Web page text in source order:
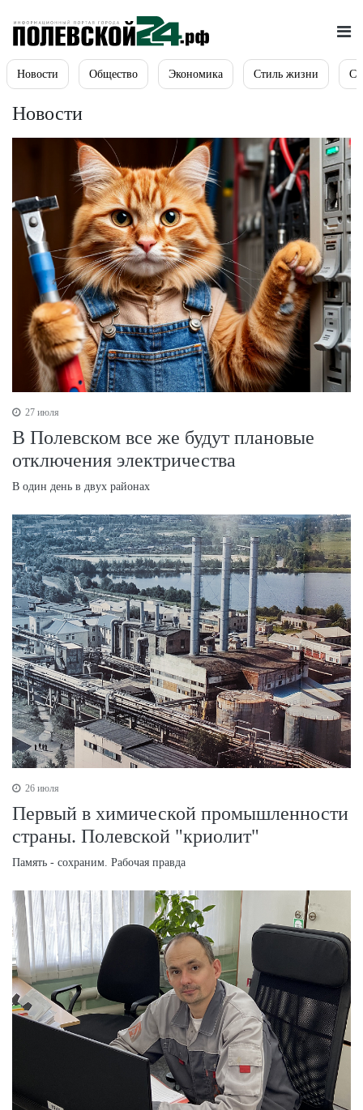
Новости Общество Экономика Стиль жизни
Новости
27 июля
В Полевском все же будут плановые
отключения электричества
В один день в двух районах
26 июля
Первый в химической промышленности
страны. Полевской "криолит"
Память - сохраним. Рабочая правда